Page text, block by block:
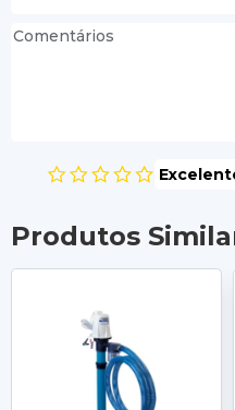
Produtos